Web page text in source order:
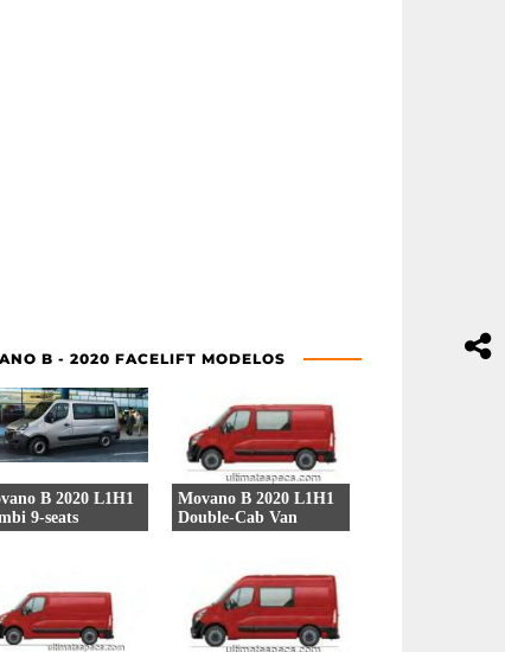
B - 2020 FACELIFT MODELOS
B 2020 L1H1
9-seats
Movano B 2020 L1H1
Double-Cab Van